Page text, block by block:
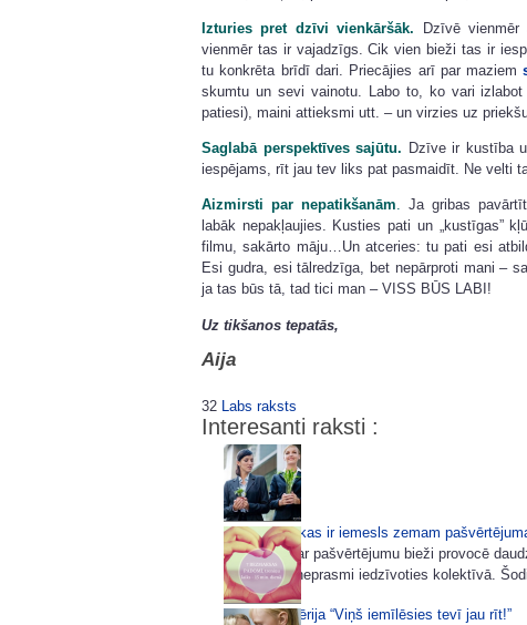
Izturies pret dzīvi vienkāršāk. Dzīvē vienmēr
vienmēr tas ir vajadzīgs. Cik vien bieži tas ir
tu konkrēta brīdī dari. Priecājies arī par maziem
skumtu un sevi vainotu. Labo to, ko vari
patiesi), maini attieksmi utt. – un virzies uz
Saglabā perspektīves sajūtu. Dzīve ir kustība
iespējams, rīt jau tev liks pat pasmaidīt. Ne velti
Aizmirsti par nepatikšanām. Ja gribas
labāk nepakļaujies. Kusties pati un „kustīgas”
filmu, sakārto māju…Un atceries: tu pati esi
Esi gudra, esi tālredzīga, bet nepārproti mani –
ja tas būs tā, tad tici man – VISS BŪS LABI!
Uz tikšanos tepatās,
Aija
32 Labs raksts
Interesanti raksti :
5 ieradumi, kas ir iemesls zemam
Problēmas ar pašvērtējumu bieži provocē
nedrošību, neprasmi iedzīvoties kolektīvā.
7 padomu sērija “Viņš iemīlēsies tevī jau rīt!”